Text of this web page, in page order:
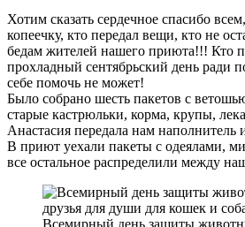
Хотим сказать сердечное спасибо
копеечку, кто передал вещи, кто не
бедам жителей нашего приюта!!! Кто
прохладный сентябрьский день ради
себе помочь не может!
Было собрано шесть пакетов с
старые кастрюльки, корма, крупы,
Анастасия передала нам наполнитель
В приют уехали пакеты с одеялами,
все остальное распределили между
Всемирный день защиты